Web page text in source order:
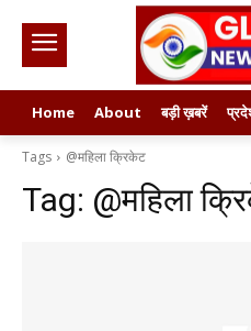
Home About बड़ी ख़बरें
Tags @महिला क्रिकेट
Tag: @महिला